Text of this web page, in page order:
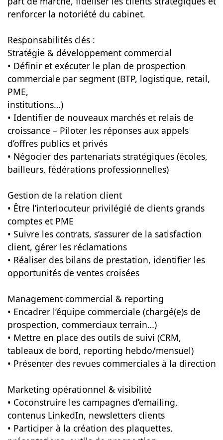
renforcer la notoriété du cabinet.
Responsabilités clés :
Stratégie & développement commercial
• Définir et exécuter le plan de prospection
commerciale par segment (BTP, logistique, retail,
PME,
institutions…)
• Identifier de nouveaux marchés et relais de
croissance – Piloter les réponses aux appels
d’offres publics et privés
• Négocier des partenariats stratégiques (écoles,
bailleurs, fédérations professionnelles)
Gestion de la relation client
• Être l’interlocuteur privilégié de clients grands
comptes et PME
• Suivre les contrats, s’assurer de la satisfaction
client, gérer les réclamations
• Réaliser des bilans de prestation, identifier les
opportunités de ventes croisées
Management commercial & reporting
• Encadrer l’équipe commerciale (chargé(e)s de
prospection, commerciaux terrain…)
• Mettre en place des outils de suivi (CRM,
tableaux de bord, reporting hebdo/mensuel)
• Présenter des revues commerciales à la direction
Marketing opérationnel & visibilité
• Coconstruire les campagnes d’emailing,
contenus LinkedIn, newsletters clients
• Participer à la création des plaquettes,